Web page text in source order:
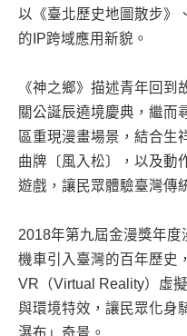
以《臺北歷史地圖散步》
的IP跨域應用新貌。
《神之鄉》描述青年回到
關公誕辰遶境慶典，繼而
區重現漫畫場景，結合生
曲牌〔風入松〕，以及動
遊戲，讓民眾體驗臺灣傳
2018年第九屆金漫獎年
機車引入臺灣的百年歷史
VR（Virtual Reality）虛
與環境特效，讓民眾化身
瀑布」奇景。